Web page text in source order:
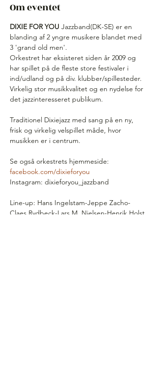
Om eventet
DIXIE FOR YOU Jazzband(DK-SE) er en
blanding af 2 yngre musikere blandet med
3 'grand old men'.
Orkestret har eksisteret siden år 2009 og
har spillet på de fleste store festivaler i
ind/udland og på div. klubber/spillesteder.
Virkelig stor musikkvalitet og en nydelse for
det jazzinteresseret publikum.
Traditionel Dixiejazz med sang på en ny,
frisk og virkelig velspillet måde, hvor
musikken er i centrum.
Se også orkestrets hjemmeside:
facebook.com/dixieforyou
Instagram: dixieforyou_jazzband
Line-up: Hans Ingelstam-Jeppe Zacho-
Claes Rydbeck-Lars M. Nielsen-Henrik Holst